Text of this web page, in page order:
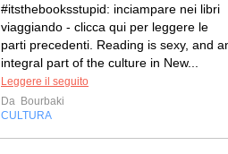
#itsthebooksstupid: inciampare nei libri
viaggiando - clicca qui per leggere le
parti precedenti. Reading is sexy, and
integral part of the culture in New...
Leggere il seguito
Da Bourbaki
CULTURA